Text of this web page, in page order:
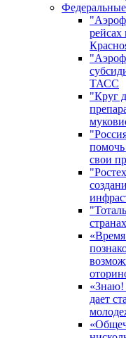
ТАСС
"Круг
помочь
свои
дает